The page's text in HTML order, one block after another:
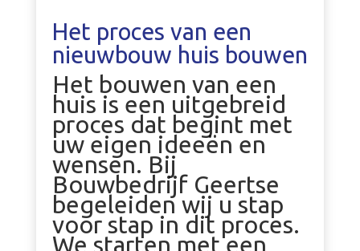
Het proces van een
nieuwbouw huis bouwen
Het bouwen van een
huis is een uitgebreid
proces dat begint met
uw eigen ideeën en
wensen. Bij
Bouwbedrijf Geertse
begeleiden wij u stap
voor stap in dit proces.
We starten met een